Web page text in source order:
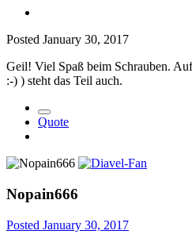
Posted January 30, 2017
Geil! Viel Spaß beim Schrauben.
:-) ) steht das Teil auch.
Quote
Nopain666
Posted January 30, 2017